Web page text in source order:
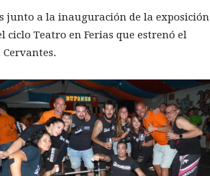
junto a la inauguración de la exposición
ciclo Teatro en Ferias que estrenó el